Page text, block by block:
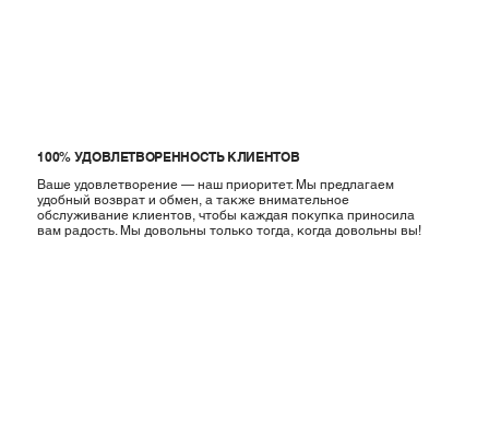
100% УДОВЛЕТВОРЕННОСТЬ КЛИЕНТОВ
Ваше удовлетворение — наш приоритет. Мы предлагаем
удобный возврат и обмен, а также внимательное
обслуживание клиентов, чтобы каждая покупка приносила
вам радость. Мы довольны только тогда, когда довольны вы!